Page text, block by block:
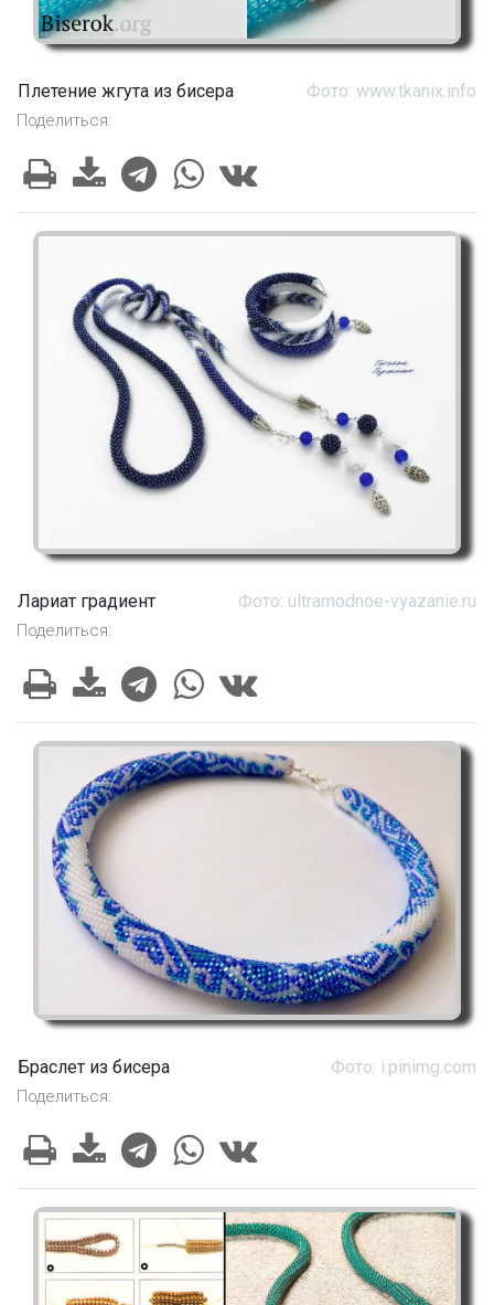
Плетение жгута из бисера Фото: www.tkanix.info
Поделиться:
Лариат градиент Фото: ultramodnoe-vyazanie.ru
Поделиться:
Браслет из бисера Фото: i.pinimg.com
Поделиться: